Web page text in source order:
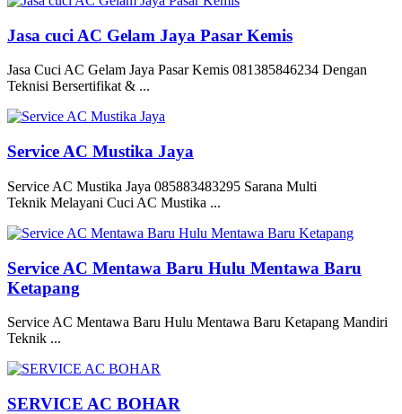
Jasa cuci AC Gelam Jaya Pasar Kemis
Jasa Cuci AC Gelam Jaya Pasar Kemis 081385846234 Dengan
Teknisi Bersertifikat & ...
Service AC Mustika Jaya
Service AC Mustika Jaya 085883483295 Sarana Multi
Teknik Melayani Cuci AC Mustika ...
Service AC Mentawa Baru Hulu Mentawa Baru
Ketapang
Service AC Mentawa Baru Hulu Mentawa Baru Ketapang Mandiri
Teknik ...
SERVICE AC BOHAR